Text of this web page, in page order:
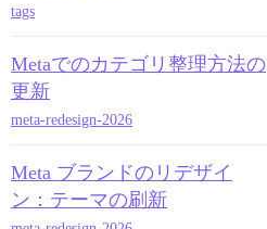
tags
Metaでのカテゴリ整理方法の
更新
meta-redesign-2026
Meta ブランドのリデザイ
ン：テーマの刷新